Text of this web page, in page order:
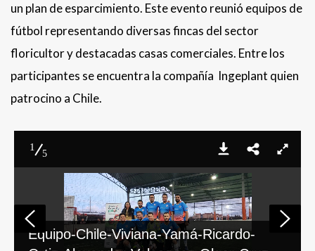
un plan de esparcimiento. Este evento reunió equipos de
fútbol representando diversas fincas del sector
floricultor y destacadas casas comerciales. Entre los
participantes se encuentra la compañía Ingeplant quien
patrocino a Chile.
1
5
Equipo-Chile-Viviana-Yamá-Ricardo-